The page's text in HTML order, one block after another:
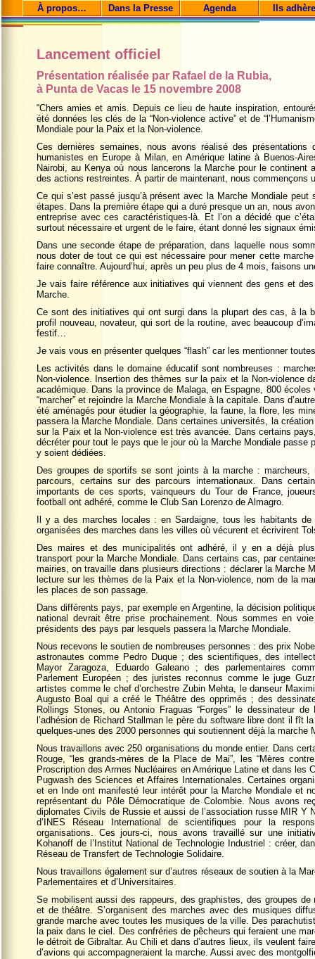
À propos… Dans la Presse Agenda Ils
Lancement officiel
Présentation réalisée par Rafael de la Rubia,
à Punta de Vacas le 15 novembre 2008
“Chers amies et amis. Depuis ce lieu de haute inspiration,
été données les clés de la “Non-violence active” et de
Mondiale pour la Paix et la Non-violence.
Ces dernières semaines, nous avons réalisé des
humanistes en Europe à Milan, en Amérique latine à Buenos-
Nairobi, au Kenya où nous lancerons la Marche pour le continent
des actions restreintes. À partir de maintenant, nous commençons
Ce qui s’est passé jusqu’à présent avec la Marche Mondiale
étapes. Dans la première étape qui a duré presque un an, nous
entreprise avec ces caractéristiques-là. Et l’on a décidé que
surtout nécessaire et urgent de le faire, étant donné les signaux
Dans une seconde étape de préparation, dans laquelle nous
nous doter de tout ce qui est nécessaire pour mener cette
faire connaître. Aujourd’hui, après un peu plus de 4 mois, faisons
Je vais faire référence aux initiatives qui viennent des gens et
Marche.
Ce sont des initiatives qui ont surgi dans la plupart des cas, à la
profil nouveau, novateur, qui sort de la routine, avec beaucoup
festif…
Je vais vous en présenter quelques “flash” car les mentionner
Les activités dans le domaine éducatif sont nombreuses :
Non-violence. Insertion des thèmes sur la paix et la Non-violence
académique. Dans la province de Malaga, en Espagne, 800
“marcher” et rejoindre la Marche Mondiale à la capitale. Dans
été aménagés pour étudier la géographie, la faune, la flore, les
passera la Marche Mondiale. Dans certaines universités, la
sur la Paix et la Non-violence est très avancée. Dans certains
décréter pour tout le pays que le jour où la Marche Mondiale
y soient dédiées.
Des groupes de sportifs se sont joints à la marche :
parcours, certains sur des parcours internationaux. Dans
importants de ces sports, vainqueurs du Tour de France,
football ont adhéré, comme le Club San Lorenzo de Almagro.
Il y a des marches locales : en Sardaigne, tous les habitants
organisées des marches dans les villes où vécurent et écrivirent
Des maires et des municipalités ont adhéré, il y en a déjà
transport pour la Marche Mondiale. Dans certains cas, par
mairies, on travaille dans plusieurs directions : déclarer la Marche
lecture sur les thèmes de la Paix et la Non-violence, nom de la
les places de son passage.
Dans différents pays, par exemple en Argentine, la décision
national devrait être prise prochainement. Nous sommes en
présidents des pays par lesquels passera la Marche Mondiale.
Nous recevons le soutien de nombreuses personnes : des prix
astronautes comme Pedro Duque ; des scientifiques, des
Mayor Zaragoza, Eduardo Galeano ; des parlementaires
Parlement Européen ; des juristes reconnus comme le juge
artistes comme le chef d’orchestre Zubin Mehta, le danseur
Augusto Boal qui a créé le Théâtre des opprimés ; des
Rollings Stones, ou Antonio Fraguas “Forges” le dessinateur
l’adhésion de Richard Stallman le père du software libre dont il fît
quelques-unes des 2000 personnes qui soutiennent déjà la marche
Nous travaillons avec 250 organisations du monde entier. Dans
Rouge, “les grands-mères de la Place de Mai”, les “Mères
Proscription des Armes Nucléaires en Amérique Latine et dans les
Pugwash des Sciences et Affaires Internationales. Certaines
et en Inde ont manifesté leur intérêt pour la Marche Mondiale et
représentant du Pôle Démocratique de Colombie. Nous avons
diplomates Civils de Russie et aussi de l’association russe MIR Y
d’INES Réseau International de scientifiques pour la
organisations. Ces jours-ci, nous avons travaillé sur une
Kohanoff de l’Institut National de Technologie Industriel : créer,
Réseau de Transfert de Technologie Solidaire.
Nous travaillons également sur d’autres réseaux de soutien à la
Parlementaires et d’Universitaires.
Se mobilisent aussi des rappeurs, des graphistes, des groupes
et de théâtre. S’organisent des marches avec des musiques
grande marche avec toutes les musiques de la ville. Des
la paix dans le ciel. Des confréries de pêcheurs qui feraient une
le détroit de Gibraltar. Au Chili et dans d’autres lieux, ils veulent
d’avions qui accompagneraient la marche. Aussi avec des